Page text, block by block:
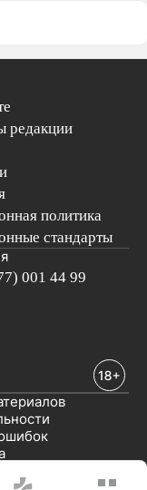
редакции
политика
стандарты
001 44 99